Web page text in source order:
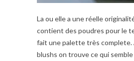
La ou elle a une réelle
contient des poudres pour le
fait une palette très complete.
blushs on trouve ce qui